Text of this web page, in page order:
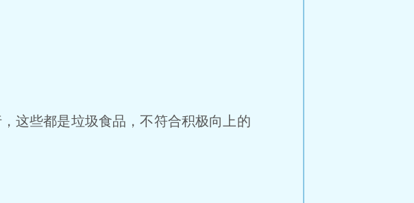
些都是垃圾食品，不符合积极向上的